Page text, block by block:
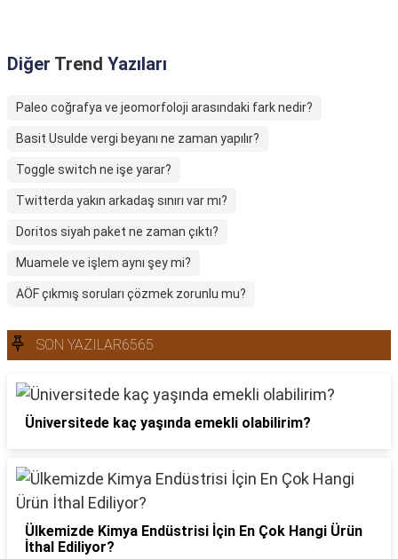
Diğer Trend Yazıları
Paleo coğrafya ve jeomorfoloji arasındaki fark nedir?
Basit Usulde vergi beyanı ne zaman yapılır?
Toggle switch ne işe yarar?
Twitterda yakın arkadaş sınırı var mı?
Doritos siyah paket ne zaman çıktı?
Muamele ve işlem aynı şey mi?
AÖF çıkmış soruları çözmek zorunlu mu?
SON YAZILAR6565
Üniversitede kaç yaşında emekli olabilirim?
Ülkemizde Kimya Endüstrisi İçin En Çok Hangi Ürün
İthal Ediliyor?